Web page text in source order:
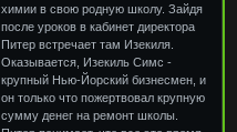
химии в свою родную школу. Зайдя
после уроков в кабинет директора
Питер встречает там Изекиля.
Оказывается, Изекиль Симс -
крупный Нью-Йорский бизнесмен, и
он только что пожертвовал крупную
сумму денег на ремонт школы.